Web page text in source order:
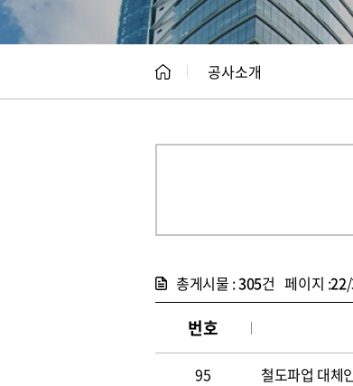
공사소개
총게시물 :305건 페이지 :22
번호
95 철도파업 대체